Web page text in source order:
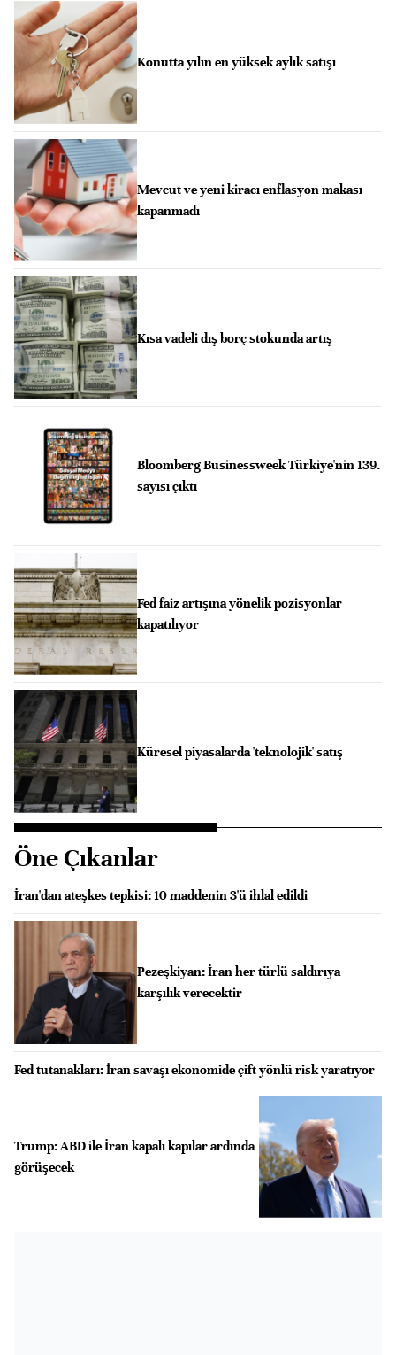
Konutta yılın en yüksek aylık satışı
Mevcut ve yeni kiracı enflasyon makası
kapanmadı
Kısa vadeli dış borç stokunda artış
Bloomberg Businessweek Türkiye'nin 139.
sayısı çıktı
Fed faiz artışına yönelik pozisyonlar
kapatılıyor
Küresel piyasalarda 'teknolojik' satış
Öne Çıkanlar
İran'dan ateşkes tepkisi: 10 maddenin 3'ü ihlal edildi
Pezeşkiyan: İran her türlü saldırıya
karşılık verecektir
Fed tutanakları: İran savaşı ekonomide çift yönlü risk yaratıyor
Trump: ABD ile İran kapalı kapılar ardında
görüşecek